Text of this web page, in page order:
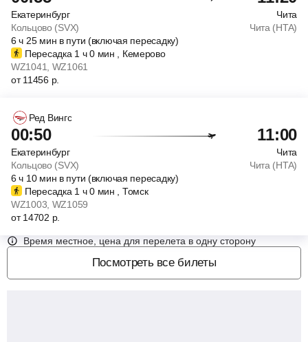
Екатеринбург
Чита
Кольцово (SVX)
Чита (HTA)
6ч 25 мин в пути (включая пересадку)
Пересадка 1 ч0 мин , Кемерово
WZ1041
, WZ1061
от11456 р.
Ред Вингс
00:50 11:00
Екатеринбург
Чита
Кольцово (SVX)
Чита (HTA)
6ч 10 мин в пути (включая пересадку)
Пересадка 1 ч0 мин , Томск
WZ1003 , WZ1059
от14702 р.
Время местное, цена для перелета в одну сторону
Посмотреть все билеты